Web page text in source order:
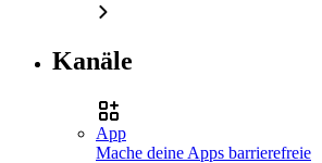
Kanäle
App
Mache deine Apps barrierefreie